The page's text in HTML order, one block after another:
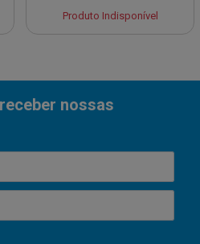
Produto Indisponível
nossas